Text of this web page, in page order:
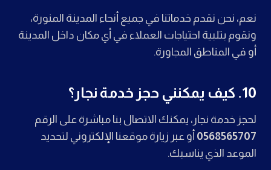
نعم، نحن نقدم خدماتنا في جميع أنحاء المدينة المنورة،
ونقوم بتلبية احتياجات العملاء في أي مكان داخل المدينة
أو في المناطق المجاورة.
10. كيف يمكنني حجز خدمة نجار؟
لحجز خدمة نجار، يمكنك الاتصال بنا مباشرة على الرقم
0568565707 أو عبر زيارة موقعنا الإلكتروني لتحديد
الموعد الذي يناسبك.